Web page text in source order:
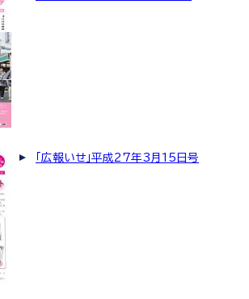
「広報いせ」平成27年3月15日号